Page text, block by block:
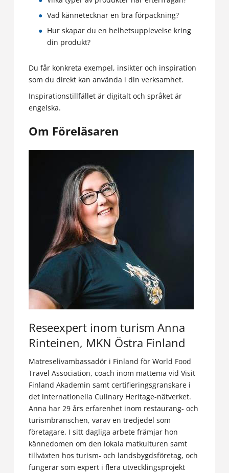
Vad kännetecknar en bra förpackning?
Hur skapar du en helhetsupplevelse kring
din produkt?
Du får konkreta exempel, insikter och inspiration
som du direkt kan använda i din verksamhet.
Inspirationstillfället är digitalt och språket är
engelska.
Om Föreläsaren
Reseexpert inom turism Anna
Rinteinen, MKN Östra Finland
Matreselivambassadör i Finland för World Food
Travel Association, coach inom mattema vid Visit
Finland Akademin samt certifieringsgranskare i
det internationella Culinary Heritage-nätverket.
Anna har 29 års erfarenhet inom restaurang- och
turismbranschen, varav en tredjedel som
företagare. I sitt dagliga arbete främjar hon
kännedomen om den lokala matkulturen samt
tillväxten hos turism- och landsbygdsföretag, och
fungerar som expert i flera utvecklingsprojekt